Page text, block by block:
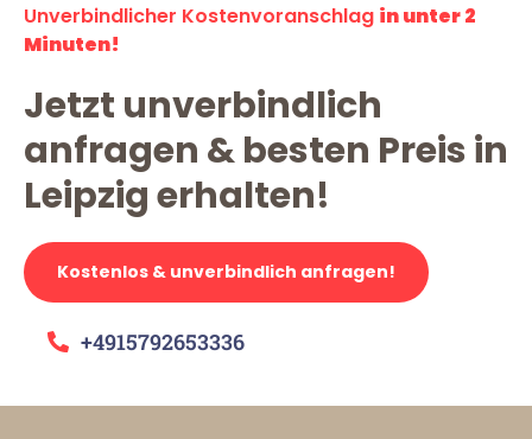
Unverbindlicher Kostenvoranschlag in unter 2
Minuten!
Jetzt unverbindlich
anfragen & besten Preis in
Leipzig erhalten!
Kostenlos & unverbindlich anfragen!
+4915792653336